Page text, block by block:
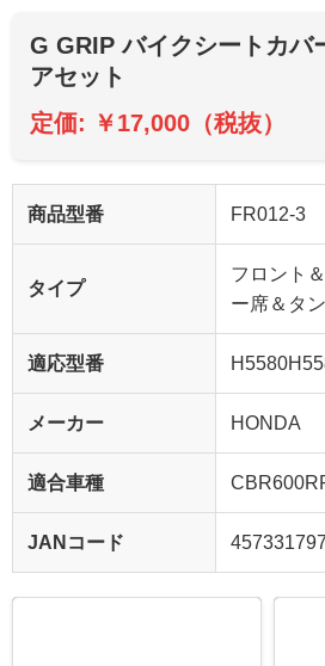
G GRIP バイクシートカバ
アセット
定価: ￥17,000（税抜）
商品型番 FR012-3
タイプ
フロント
ー席＆タ
適応型番
メーカー HONDA
適合車種
JANコード